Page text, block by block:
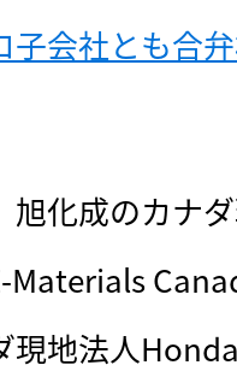
子会社とも合
化成のカナ
Materials
現地法人